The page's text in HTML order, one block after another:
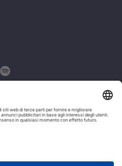
P.IVA 03944860265